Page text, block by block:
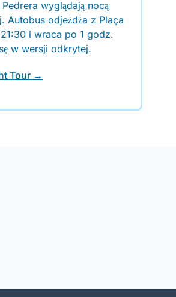
wyglądają nocą
Autobus odjeżdża z Plaça
i wraca po 1 godz.
w wersji odkrytej.
Tour →